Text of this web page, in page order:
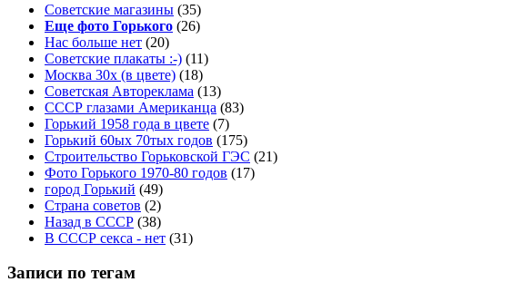
Советские магазины (35)
Еще фото Горького (26)
Нас больше нет (20)
Советские плакаты :-) (11)
Москва 30x (в цвете) (18)
Советская Автореклама (13)
СССР глазами Американца (83)
Горький 1958 года в цвете (7)
Горький 60ых 70тых годов (175)
Строительство Горьковской ГЭС (21)
Фото Горького 1970-80 годов (17)
город Горький (49)
Страна советов (2)
Назад в СССР (38)
В СССР секса - нет (31)
Записи по тегам